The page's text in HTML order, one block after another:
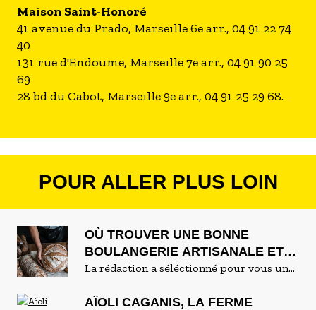
Maison Saint-Honoré
41 avenue du Prado, Marseille 6e arr., 04 91 22 74
40
131 rue d'Endoume, Marseille 7e arr., 04 91 90 25
69
28 bd du Cabot, Marseille 9e arr., 04 91 25 29 68.
POUR ALLER PLUS LOIN
OÙ TROUVER UNE BONNE
BOULANGERIE ARTISANALE ET
BIO ?
La rédaction a séléctionné pour vous une
artisanales et bio de Marseille à Aix-en-
AÏOLI CAGANIS, LA FERME